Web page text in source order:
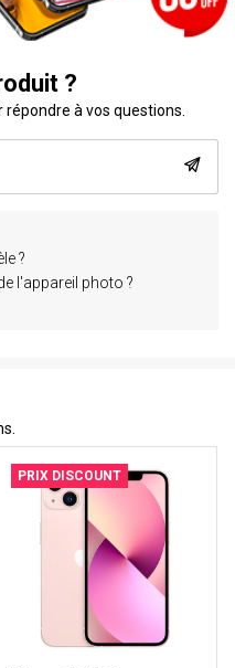
?
répondre à vos questions.
?
l'appareil photo ?
PRIX DISCOUNT